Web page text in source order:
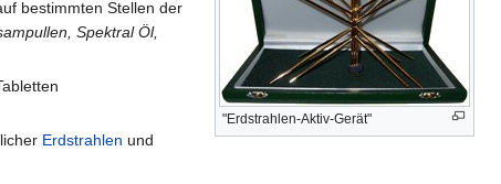
"Erdstrahlen-Aktiv-Gerät"
bestimmten Stellen der
Spektral Öl,
Erdstrahlen und